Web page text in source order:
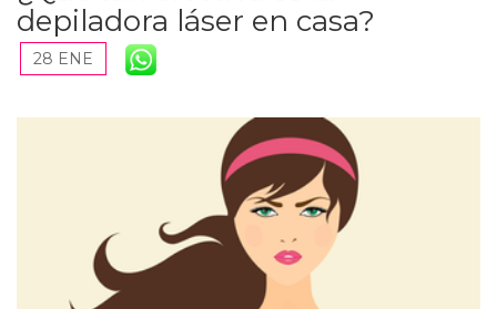
depiladora láser en casa?
28 ENE